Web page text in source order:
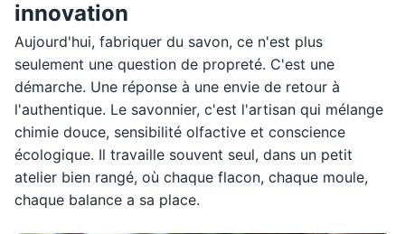
innovation
Aujourd'hui, fabriquer du savon, ce n'est plus
seulement une question de propreté. C'est une
démarche. Une réponse à une envie de retour à
l'authentique. Le savonnier, c'est l'artisan qui mélange
chimie douce, sensibilité olfactive et conscience
écologique. Il travaille souvent seul, dans un petit
atelier bien rangé, où chaque flacon, chaque moule,
chaque balance a sa place.